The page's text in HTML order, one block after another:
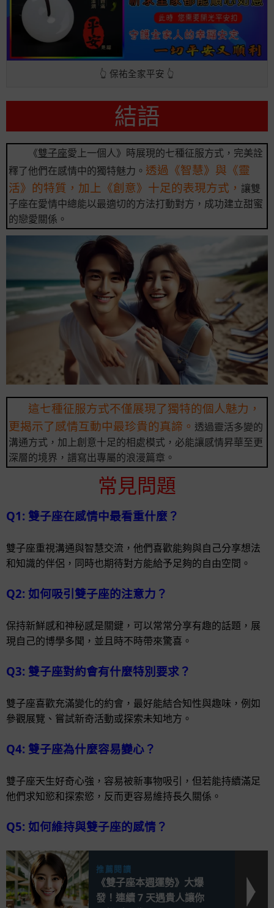
👆 保祐全家平安 👆
結語
《雙子座愛上一個人》時展現的七種征服方式，完美詮
釋了他們在感情中的獨特魅力。 透過《智慧》與《靈
活》的特質，加上《創意》十足的表現方式， 讓雙
子座在愛情中總能以最適切的方法打動對方，成功建立甜蜜
的戀愛關係。
這七種征服方式不僅展現了獨特的個人魅力，
更揭示了感情互動中最珍貴的真諦。 透過靈活多變的
溝通方式，加上創意十足的相處模式，必能讓感情昇華至更
深層的境界，譜寫出專屬的浪漫篇章。
常見問題
Q1: 雙子座在感情中最看重什麼？
雙子座重視溝通與智慧交流，他們喜歡能夠與自己分享想法
和知識的伴侶，同時也期待對方能給予足夠的自由空間。
Q2: 如何吸引雙子座的注意力？
保持新鮮感和神秘感是關鍵，可以常常分享有趣的話題，展
現自己的博學多聞，並且時不時帶來驚喜。
Q3: 雙子座對約會有什麼特別要求？
雙子座喜歡充滿變化的約會，最好能結合知性與趣味，例如
參觀展覽、嘗試新奇活動或探索未知地方。
Q4: 雙子座為什麼容易變心？
雙子座天生好奇心強，容易被新事物吸引，但若能持續滿足
他們求知慾和探索慾，反而更容易維持長久關係。
Q5: 如何維持與雙子座的感情？
推薦閱讀
《雙子座本週運勢》大爆
發！連續 7 天遇貴人讓你